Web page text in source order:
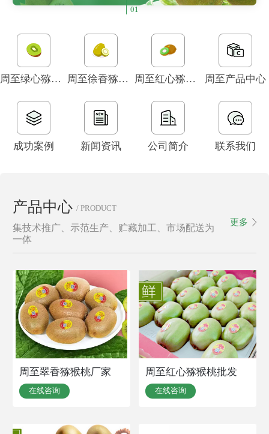
01
周至绿心猕猴桃 周至徐香猕猴桃 周至红心猕猴桃 周至产品中心
成功案例 新闻资讯 公司简介 联系我们
产品中心 / PRODUCT
集技术推广、示范生产、贮藏加工、市场配送为
一体
更多
周至翠香猕猴桃厂家
在线咨询
周至红心猕猴桃批发
在线咨询